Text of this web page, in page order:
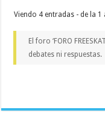
Viendo 4 entradas - de la 1
El foro ‘FORO
debates ni respuestas.